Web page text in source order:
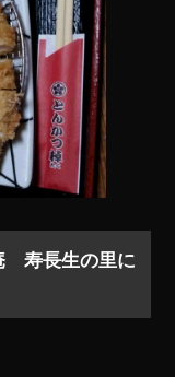
寿長生の里に